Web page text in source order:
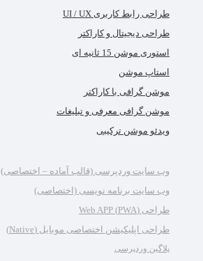
طراحی رابط کاربری UI / UX
طراحی دیجیتال و کاراکتر
استوری موشن 15 ثانیه ای
استاپ موشن
موشن گرافی با کاراکتر
موشن گرافی معرفی و تبلیغات
ویدئو موشن ترکیبی
وب سایت وردپرسی (قالب آماده – اختصاصی)
وب سایت برنامه نویسی (اختصاصی)
طراحی (PWA) Web APP
طراحی اپلیکیشن اختصاصی موبایل (Native)
پلاگین وردپرسی